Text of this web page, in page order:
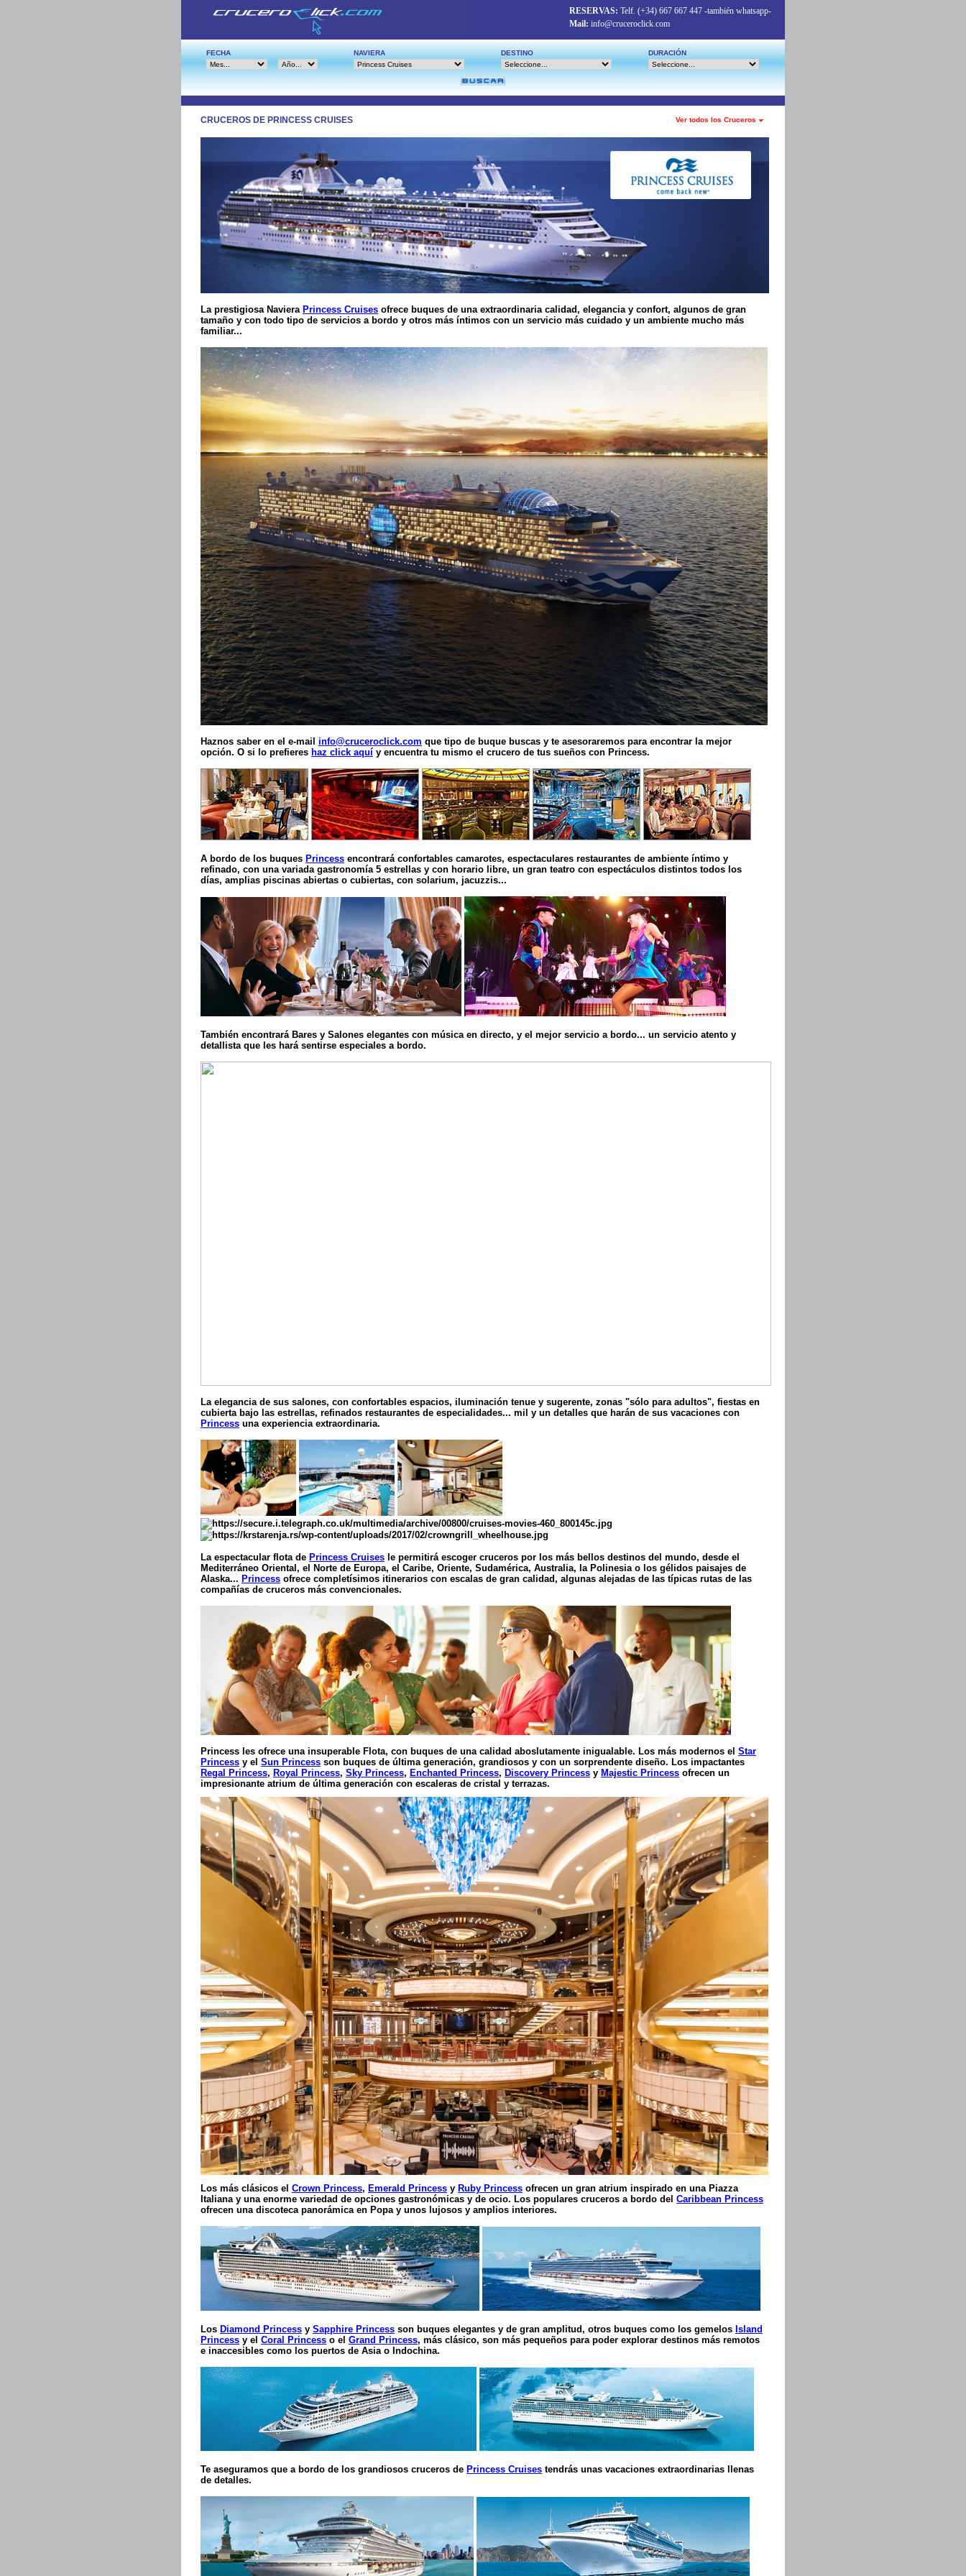
RESERVAS: Telf. (+34) 667 667 447 -también whatsapp-
Mail: info@cruceroclick.com
FECHA NAVIERA DESTINO DURACIÓN
CRUCEROS DE PRINCESS CRUISES Ver todos los Cruceros
La prestigiosa Naviera Princess Cruises ofrece buques de una extraordinaria calidad, elegancia y confort, algunos de gran
tamaño y con todo tipo de servicios a bordo y otros más íntimos con un servicio más cuidado y un ambiente mucho más
familiar...
Haznos saber en el e-mail info@cruceroclick.com que tipo de buque buscas y te asesoraremos para encontrar la mejor
opción. O si lo prefieres haz click aquí y encuentra tu mismo el crucero de tus sueños con Princess.
A bordo de los buques Princess encontrará confortables camarotes, espectaculares restaurantes de ambiente íntimo y
refinado, con una variada gastronomía 5 estrellas y con horario libre, un gran teatro con espectáculos distintos todos los
días, amplias piscinas abiertas o cubiertas, con solarium, jacuzzis...
También encontrará Bares y Salones elegantes con música en directo, y el mejor servicio a bordo... un servicio atento y
detallista que les hará sentirse especiales a bordo.
La elegancia de sus salones, con confortables espacios, iluminación tenue y sugerente, zonas "sólo para adultos", fiestas en
cubierta bajo las estrellas, refinados restaurantes de especialidades... mil y un detalles que harán de sus vacaciones con
Princess una experiencia extraordinaria.
La espectacular flota de Princess Cruises le permitirá escoger cruceros por los más bellos destinos del mundo, desde el
Mediterráneo Oriental, el Norte de Europa, el Caribe, Oriente, Sudamérica, Australia, la Polinesia o los gélidos paisajes de
Alaska... Princess ofrece completísimos itinerarios con escalas de gran calidad, algunas alejadas de las típicas rutas de las
compañías de cruceros más convencionales.
Princess les ofrece una insuperable Flota, con buques de una calidad aboslutamente inigualable. Los más modernos el Star
Princess y el Sun Princess son buques de última generación, grandiosos y con un sorprendente diseño. Los impactantes
Regal Princess, Royal Princess, Sky Princess, Enchanted Princess, Discovery Princess y Majestic Princess ofrecen un
impresionante atrium de última generación con escaleras de cristal y terrazas.
Los más clásicos el Crown Princess, Emerald Princess y Ruby Princess ofrecen un gran atrium inspirado en una Piazza
Italiana y una enorme variedad de opciones gastronómicas y de ocio. Los populares cruceros a bordo del Caribbean Princess
ofrecen una discoteca panorámica en Popa y unos lujosos y amplios interiores.
Los Diamond Princess y Sapphire Princess son buques elegantes y de gran amplitud, otros buques como los gemelos Island
Princess y el Coral Princess o el Grand Princess, más clásico, son más pequeños para poder explorar destinos más remotos
e inaccesibles como los puertos de Asia o Indochina.
Te aseguramos que a bordo de los grandiosos cruceros de Princess Cruises tendrás unas vacaciones extraordinarias llenas
de detalles.